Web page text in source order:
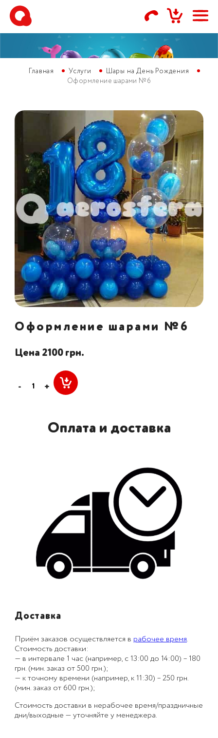
Главная Услуги
Шары на День Рождения
Оформление шарами №6
Оформление шарами №6
Цена 2100 грн.
- +
Оплата и доставка
Доставка
Приём заказов осуществляется в рабочее время.
Стоимость доставки:
— в интервале 1 час (например, с 13:00 до 14:00) – 180
грн. (мин. заказ от 500 грн.);
— к точному времени (например, к 11:30) – 250 грн.
(мин. заказ от 600 грн.);
Стоимость доставки в нерабочее время/праздничные
дни/выходные — уточняйте у менеджера.